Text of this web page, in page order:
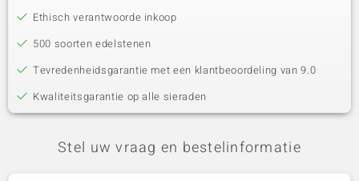
Ethisch verantwoorde inkoop
500 soorten edelstenen
Tevredenheidsgarantie met een klantbeoordeling van 9.0
Kwaliteitsgarantie op alle sieraden
Stel uw vraag en bestelinformatie